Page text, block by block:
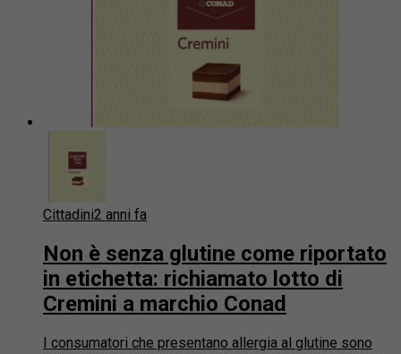
Cittadini2 anni fa
Non è senza glutine come riportato
in etichetta: richiamato lotto di
Cremini a marchio Conad
I consumatori che presentano allergia al glutine sono